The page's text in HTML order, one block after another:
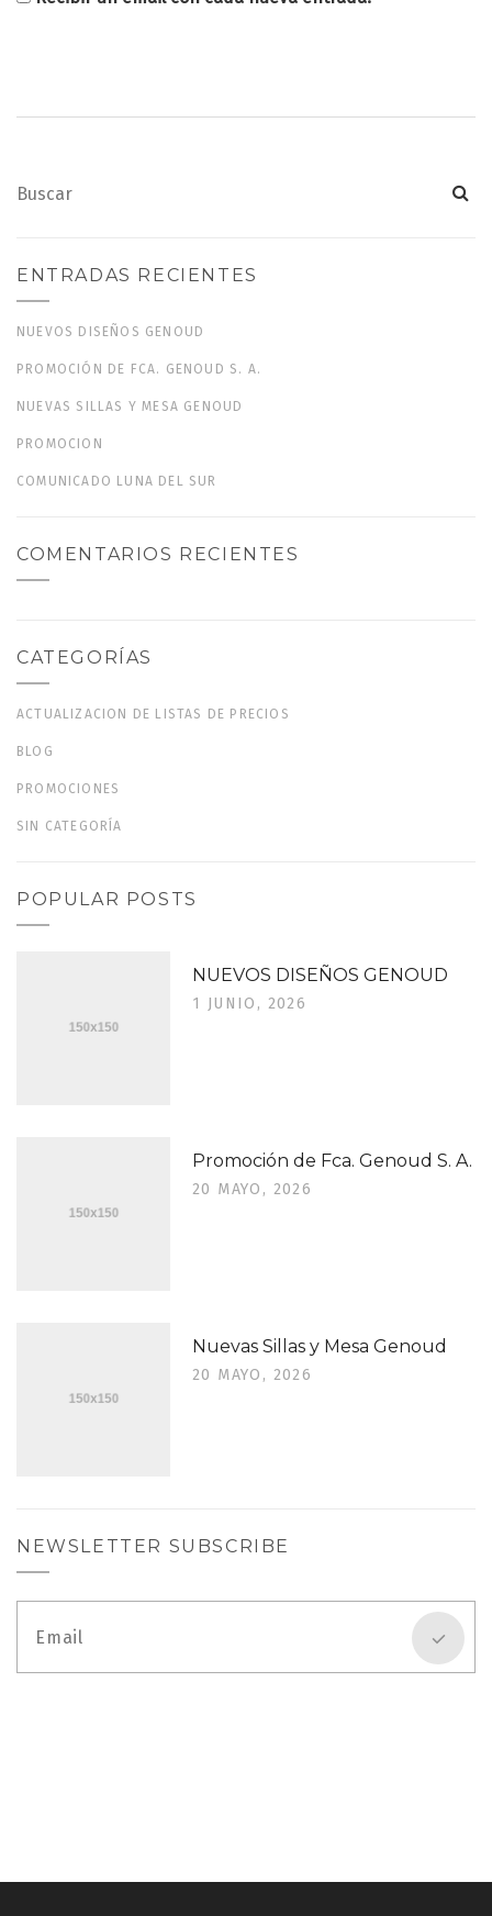
ENTRADAS RECIENTES
NUEVOS DISEÑOS GENOUD
PROMOCIÓN DE FCA. GENOUD S. A.
NUEVAS SILLAS Y MESA GENOUD
PROMOCION
COMUNICADO LUNA DEL SUR
COMENTARIOS RECIENTES
CATEGORÍAS
ACTUALIZACION DE LISTAS DE PRECIOS
BLOG
PROMOCIONES
SIN CATEGORÍA
POPULAR POSTS
NUEVOS DISEÑOS GENOUD
1 JUNIO, 2026
Promoción de Fca. Genoud S. A.
20 MAYO, 2026
Nuevas Sillas y Mesa Genoud
20 MAYO, 2026
NEWSLETTER SUBSCRIBE